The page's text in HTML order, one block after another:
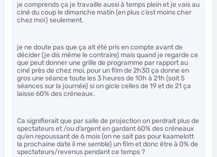
je comprends ça je travaille aussi à temps plein et je vais au
ciné du coup le dimanche matin (en plus c’est moins cher
chez moi) seulement.
je ne doute pas que ça ait été pris en compte avant de
décider (je dis même le contraire) mais quand je regarde ce
que peut donner une grille de programme par rapport au
ciné près de chez moi, pour un film de 2h30 ça donne en
gros une séance toute les 3 heures de 10h à 21h (soit 5
séances sur la journée) si on gicle celles de 19 et de 21 ça
laisse 60% des créneaux.
Ca signifierait que par salle de projection on perdrait plus de
spectateurs et /ou d’argent en gardant 60% des créneaux
qu’en repoussant de 6 mois (on ne sait pas pour kaamelott
la prochaine date il me semble) un film et donc être à 0% de
spectateurs/revenus pendant ce temps ?